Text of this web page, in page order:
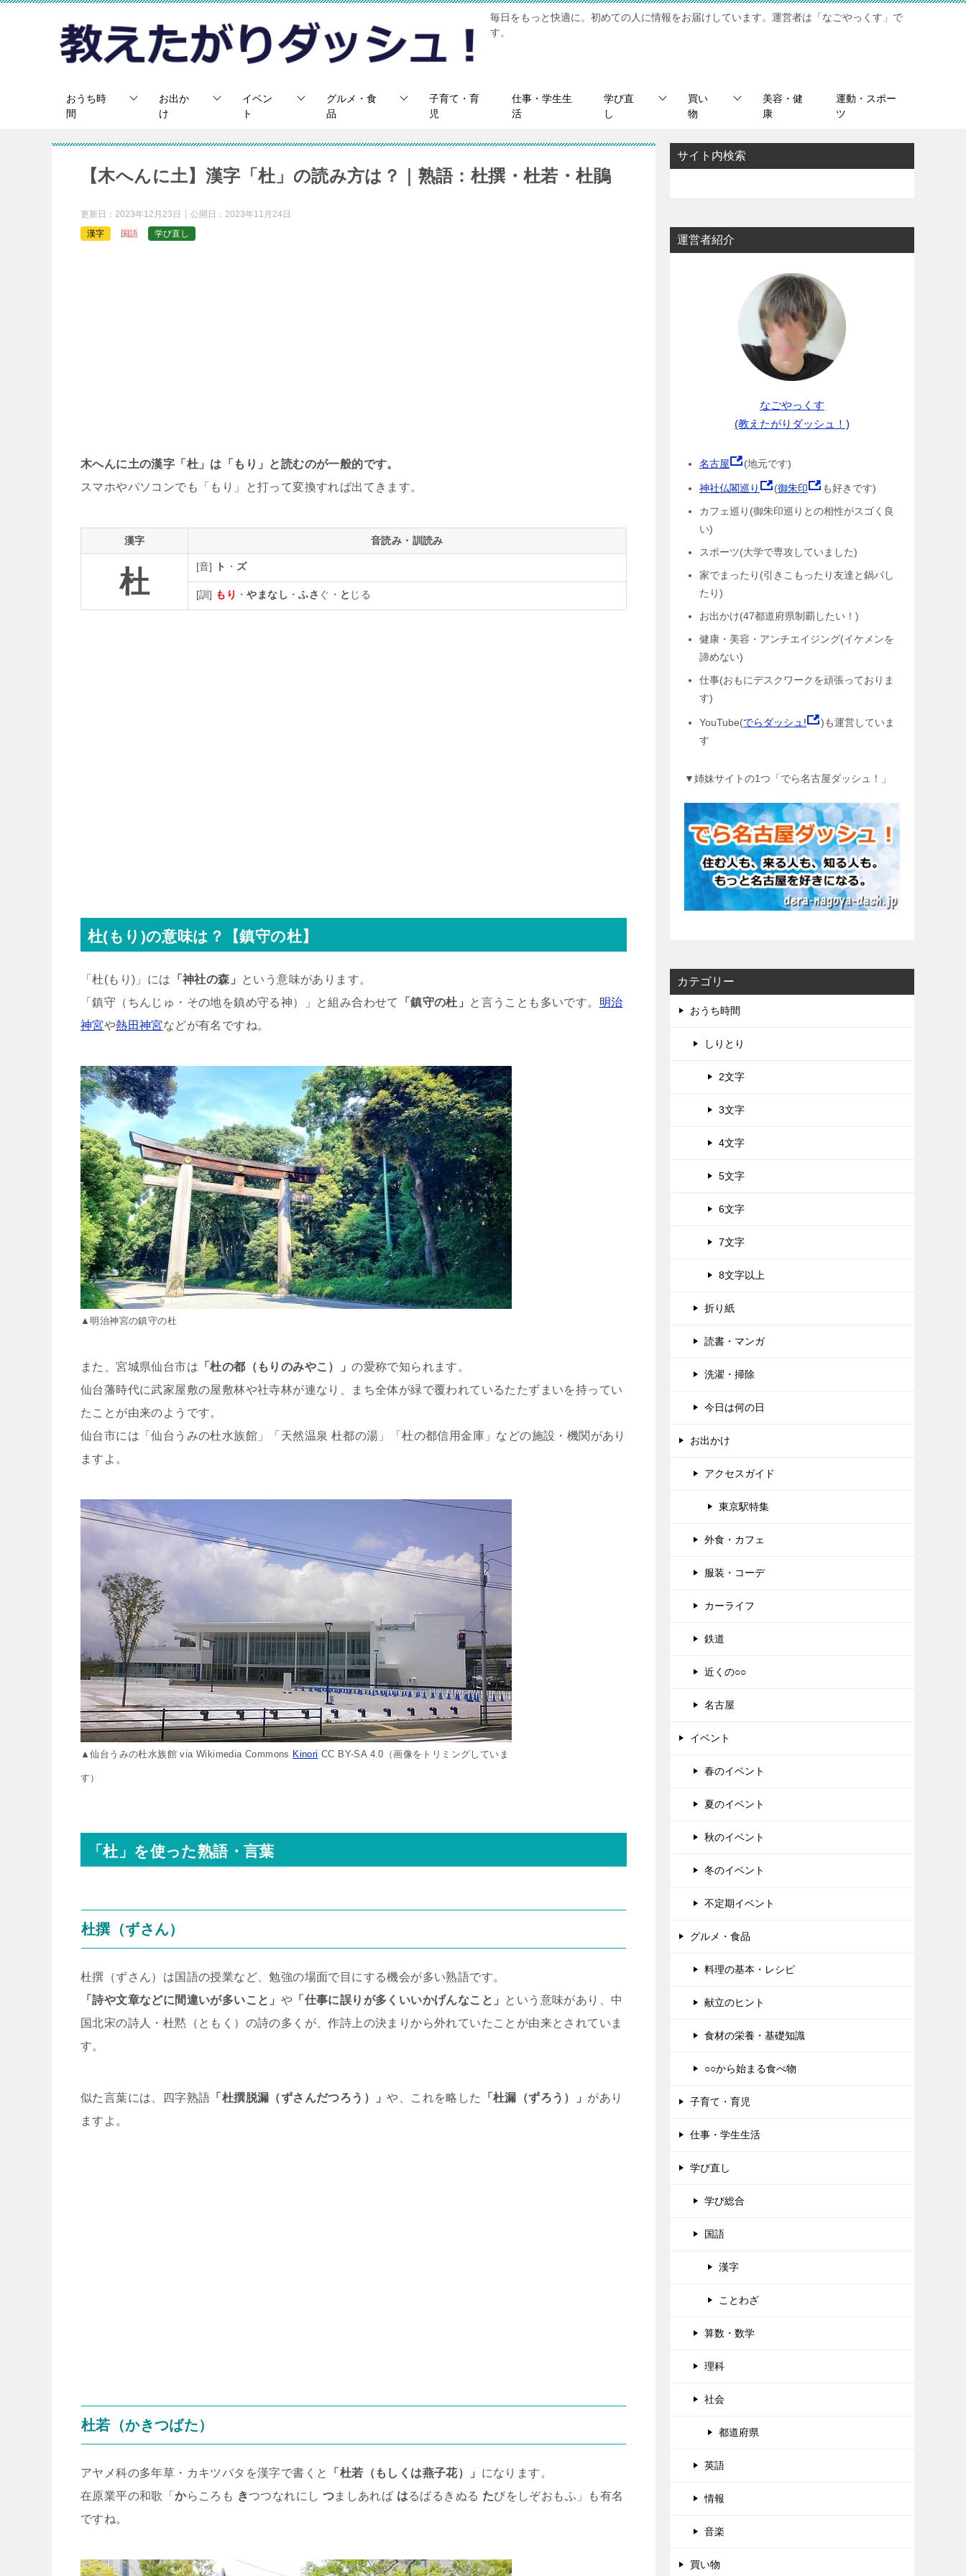
毎日をもっと快適に。初めての人に情報をお届けしています。運営者は「なごやっくす」で
す。
おうち時
間
お出か
け
イベン
ト
グルメ・食
品
子育て・育
児
仕事・学生生
活
学び直
し
買い
物
美容・健
康
運動・スポー
ツ
【木へんに土】漢字「杜」の読み方は？｜熟語：杜撰・杜若・杜鵑
更新日： 2023年12月23日 公開日： 2023年11月24日
漢字
国語 学び直し
木へんに土の漢字「杜」は「もり」と読むのが一般的です。
スマホやパソコンでも「もり」と打って変換すれば出てきます。
漢字 音読み・訓読み
杜 [音] ト ・ ズ
[訓] もり ・やまなし ・ふさ ぐ・ と じる
杜(もり)の意味は？【鎮守の杜】
「杜(もり)」には 「神社の森」
という意味があります。
「鎮守（ちんじゅ・その地を鎮め守る神）」と組み合わせて
「鎮守の杜」 と言うことも多いです。 明治
神宮や熱田神宮などが有名ですね。
▲明治神宮の鎮守の杜
また、宮城県仙台市は 「杜の都（もりのみやこ）」の愛称で知られます。
仙台藩時代に武家屋敷の屋敷林や社寺林が連なり、まち全体が緑で覆われているたたずまいを持ってい
たことが由来のようです。
仙台市には「仙台うみの杜水族館」「天然温泉 杜都の湯」「杜の都信用金庫」などの施設・機関があり
ますよ。
▲仙台うみの杜水族館 via Wikimedia Commons Kinori CC BY-SA 4.0（画像をトリミングしていま
す）
「杜」を使った熟語・言葉
杜撰（ずさん）
杜撰（ずさん）は国語の授業など、勉強の場面で目にする機会が多い熟語です。
「詩や文章などに間違いが多いこと」 や 「仕事に誤りが多くいいかげんなこと」 という意味があり、中
国北宋の詩人・杜黙（ともく）の詩の多くが、作詩上の決まりから外れていたことが由来とされていま
す。
似た言葉には、四字熟語 「杜撰脱漏（ずさんだつろう）」や、これを略した 「杜漏（ずろう）」 があり
ますよ。
杜若（かきつばた）
アヤメ科の多年草・カキツバタを漢字で書くと 「杜若（もしくは燕子花）」 になります。
在原業平の和歌「からころも きつつなれにし つましあれば はるばるきぬる たびをしぞおもふ」も有名
ですね。
サイト内検索
運営者紹介
なごやっくす
(教えたがりダッシュ！)
名古屋 (地元です)
神社仏閣巡り (御朱印
も好きです)
カフェ巡り(御朱印巡りとの相性がスゴく良
い)
スポーツ(大学で専攻していました)
家でまったり(引きこもったり友達と鍋パし
たり)
お出かけ(47都道府県制覇したい！)
健康・美容・アンチエイジング(イケメンを
諦めない)
仕事(おもにデスクワークを頑張っておりま
す)
YouTube(でらダッシュ!
)も運営していま
す
▼姉妹サイトの1つ「でら名古屋ダッシュ！」
カテゴリー
おうち時間
しりとり
2文字
3文字
4文字
5文字
6文字
7文字
8文字以上
折り紙
読書・マンガ
洗濯・掃除
今日は何の日
お出かけ
アクセスガイド
東京駅特集
外食・カフェ
服装・コーデ
カーライフ
鉄道
近くの○○
名古屋
イベント
春のイベント
夏のイベント
秋のイベント
冬のイベント
不定期イベント
グルメ・食品
料理の基本・レシピ
献立のヒント
食材の栄養・基礎知識
○○から始まる食べ物
子育て・育児
仕事・学生生活
学び直し
学び総合
国語
漢字
ことわざ
算数・数学
理科
社会
都道府県
英語
情報
音楽
買い物